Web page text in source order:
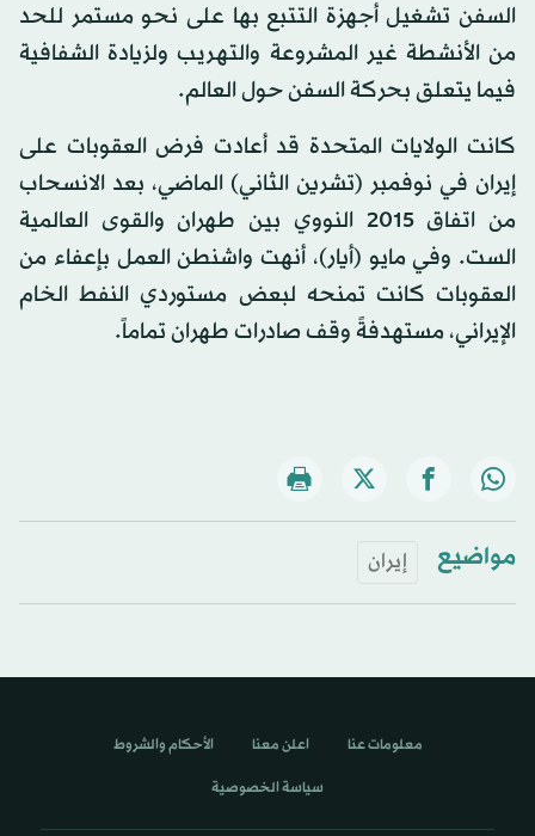
السفن تشغيل أجهزة التتبع بها على نحو مستمر للحد
من الأنشطة غير المشروعة والتهريب ولزيادة الشفافية
فيما يتعلق بحركة السفن حول العالم.
كانت الولايات المتحدة قد أعادت فرض العقوبات على
إيران في نوفمبر (تشرين الثاني) الماضي، بعد الانسحاب
من اتفاق 2015 النووي بين طهران والقوى العالمية
الست. وفي مايو (أيار)، أنهت واشنطن العمل بإعفاء من
العقوبات كانت تمنحه لبعض مستوردي النفط الخام
الإيراني، مستهدفةً وقف صادرات طهران تماماً.
مواضيع إيران
معلومات عنا اعلن معنا الأحكام والشروط
سياسة الخصوصية